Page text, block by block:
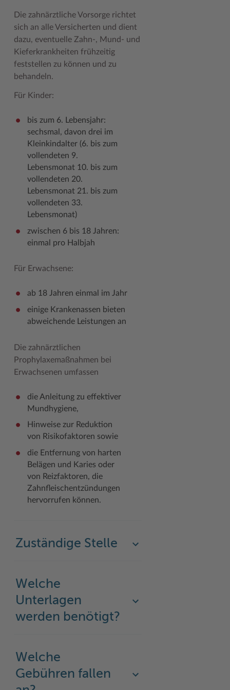
Geodatenportale (Kreiskarte)
Kfz-Zulassung
Kontakt / Öffnungszeiten
Publikationen
Wo Sie uns finden
Wunsch-Kennzeichen ↗
Zuständigkeitsfinder SH ↗
Fotoarchiv
Hitzeschutz
Klimaanpassungskonzept
Pressemeldungen
Social Media
Stellenangebote
Stormarninfo
Termine
Ukrainehilfe
Woche der Seelischen Gesundheit
#MeinStormarn
Kreispräsident
Kreistag und Ausschüsse
Kreistag Sitzungskalender
Stabsbereiche
Städte und Gemeinden
Wahlen im Kreis
Wappen und Geschichte
Wappenrolle
Was ist ein Kreis?
Zahlen, Daten, Fakten
Offene Stellen
Praktika und FSJ
Weiterbildung beim Kreis Stormarn
Klimaschutz beim Kreis Stormarn
Projekt e-Gewerbe
Stormarner Bündnis für bezahlbares Wohnen
Kulturelle Einrichtungen
Museen
Naturschutzgebiete
Termine und Veranstaltungen
Tourismus
Umlandscout Hamburg
Vereine und Gruppen
Wälder und Moore
Die zahnärztliche Vorsorge richtet
sich an alle Versicherten und dient
dazu, eventuelle Zahn-, Mund- und
Kieferkrankheiten frühzeitig
feststellen zu können und zu
behandeln.
Für Kinder:
bis zum 6. Lebensjahr:
sechsmal, davon drei im
Kleinkindalter (6. bis zum
vollendeten 9.
Lebensmonat 10. bis zum
vollendeten 20.
Lebensmonat 21. bis zum
vollendeten 33.
Lebensmonat)
zwischen 6 bis 18 Jahren:
einmal pro Halbjah
Für Erwachsene:
ab 18 Jahren einmal im Jahr
einige Krankenassen bieten
abweichende Leistungen an
Die zahnärztlichen
Prophylaxemaßnahmen bei
Erwachsenen umfassen
die Anleitung zu effektiver
Mundhygiene,
Hinweise zur Reduktion
von Risikofaktoren sowie
die Entfernung von harten
Belägen und Karies oder
von Reizfaktoren, die
Zahnfleischentzündungen
hervorrufen können.
Zuständige Stelle
Welche
Unterlagen
werden benötigt?
Welche
Gebühren fallen